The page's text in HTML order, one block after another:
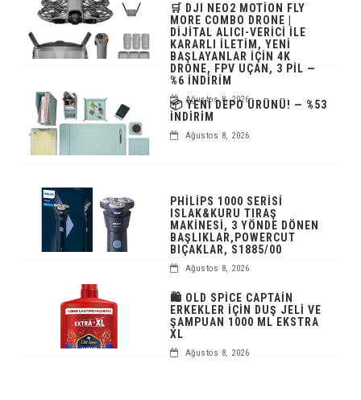
🛒 DJI NEO2 MOTION FLY
MORE COMBO DRONE |
DIJITAL ALICI-VERICI ILE
KARARLI İLETIM, YENI
BAŞLAYANLAR IÇIN 4K
DRONE, FPV UÇAN, 3 PIL —
%6 İNDIRIM
Ağustos 8, 2026
📦 YENI DEPO ÜRÜNÜ! — %53
İNDIRIM
Ağustos 8, 2026
PHILIPS 1000 SERISI
ISLAK&KURU TIRAŞ
MAKINESI, 3 YÖNDE DÖNEN
BAŞLIKLAR,POWERCUT
BIÇAKLAR, S1885/00
Ağustos 8, 2026
🛍️ OLD SPICE CAPTAIN
ERKEKLER IÇIN DUŞ JELI VE
ŞAMPUAN 1000 ML EKSTRA
XL
Ağustos 8, 2026